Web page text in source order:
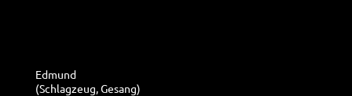
Edmund
(Schlagzeug, Gesang)